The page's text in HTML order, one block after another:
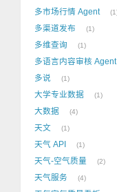
多市场行情 Agent 1
多渠道发布 1
多维查询 1
多语言内容审核 Agent
多说 1
大学专业数据 1
大数据 4
天文 1
天气 API 1
天气-空气质量 2
天气服务 4